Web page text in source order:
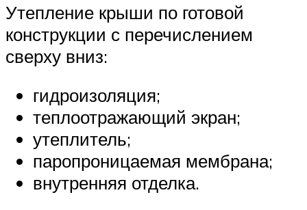
Утепление крыши по готовой
конструкции с перечислением
сверху вниз:
гидроизоляция;
теплоотражающий экран;
утеплитель;
паропроницаемая мембрана;
внутренняя отделка.